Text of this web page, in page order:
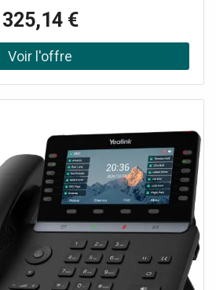
du smartphone Technologie
Ports Gigabit Ethernet : rapidité et
: connexion Wifi embarquée
325,14 €